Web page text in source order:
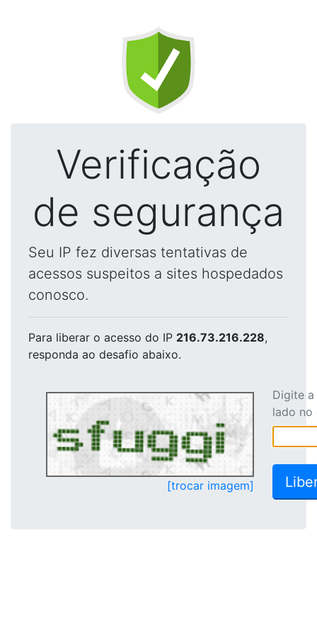
Verificação
de segurança
Seu IP fez diversas tentativas de
acessos suspeitos a sites hospedados
conosco.
Para liberar o acesso do IP 216.73.216.228,
responda ao desafio abaixo.
[trocar imagem]
Digite
lado no